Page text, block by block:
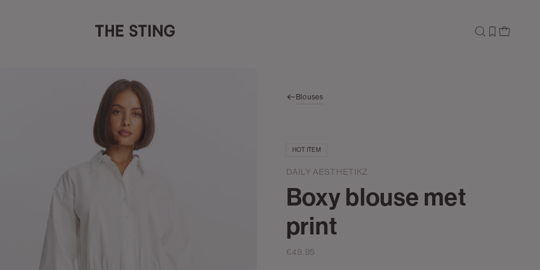
Blouses
HOT ITEM
DAILY AESTHETIKZ
Boxy blouse met
print
€49.95